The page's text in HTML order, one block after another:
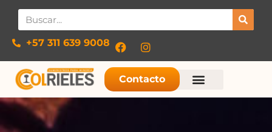
+57 311 639 9008​
Contacto